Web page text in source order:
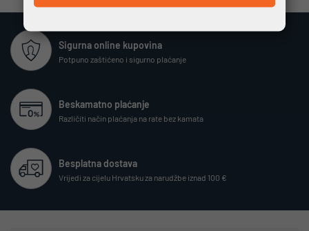
Sigurna online kupovina
Potpuno zaštićeno i sigurno plaćanje
Beskamatno plaćanje
Različiti način plaćanja na rate bez kamata
Besplatna dostava
Vrijedi za cijelu Hrvatsku za narudžbe iznad 100 €